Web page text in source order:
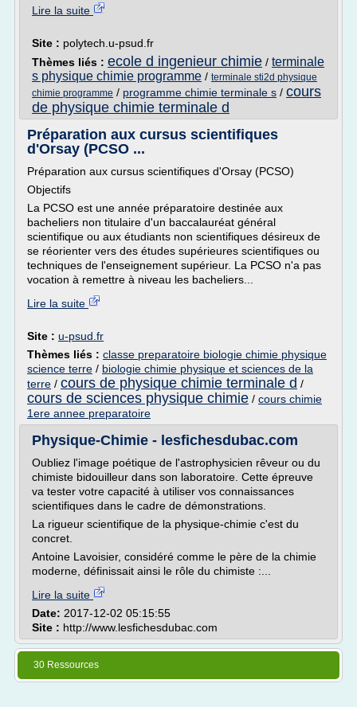
Lire la suite
Site : polytech.u-psud.fr
Thèmes liés : ecole d ingenieur chimie / terminale
s physique chimie programme / terminale sti2d physique
chimie programme / programme chimie terminale s / cours
de physique chimie terminale d
Préparation aux cursus scientifiques
d'Orsay (PCSO ...
Préparation aux cursus scientifiques d'Orsay (PCSO)
Objectifs
La PCSO est une année préparatoire destinée aux
bacheliers non titulaire d'un baccalauréat général
scientifique ou aux étudiants non scientifiques désireux de
se réorienter vers des études supérieures scientifiques ou
techniques de l'enseignement supérieur. La PCSO n'a pas
vocation à remettre à niveau les bacheliers...
Lire la suite
Site : u-psud.fr
Thèmes liés : classe preparatoire biologie chimie physique
science terre / biologie chimie physique et sciences de la
terre / cours de physique chimie terminale d /
cours de sciences physique chimie / cours chimie
1ere annee preparatoire
Physique-Chimie - lesfichesdubac.com
Oubliez l'image poétique de l'astrophysicien rêveur ou du
chimiste bidouilleur dans son laboratoire. Cette épreuve
va tester votre capacité à utiliser vos connaissances
scientifiques dans le cadre de démonstrations.
La rigueur scientifique de la physique-chimie c'est du
concret.
Antoine Lavoisier, considéré comme le père de la chimie
moderne, définissait ainsi le rôle du chimiste :...
Lire la suite
Date: 2017-12-02 05:15:55
Site : http://www.lesfichesdubac.com
30 Ressources